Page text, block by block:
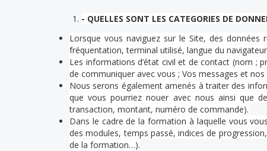
- QUELLES SONT LES CATEGORIES DE
Lorsque vous naviguez sur le Site, des
fréquentation, terminal utilisé, langue du
Les informations d’état civil et de contact (nom ;
de communiquer avec vous ; Vos messages et
Nous serons également amenés à traiter des
que vous pourriez nouer avec nous ainsi que
transaction, montant, numéro de commande).
Dans le cadre de la formation à laquelle vous
des modules, temps passé, indices de
de la formation…).